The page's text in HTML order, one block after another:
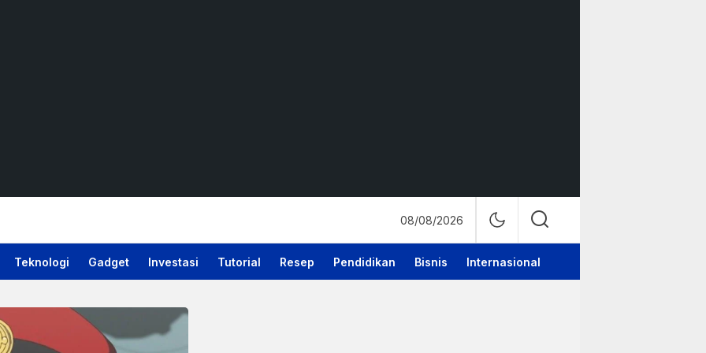
08/08/2026
Teknologi Gadget Investasi Tutorial Resep Pendidikan Bisnis Internasional